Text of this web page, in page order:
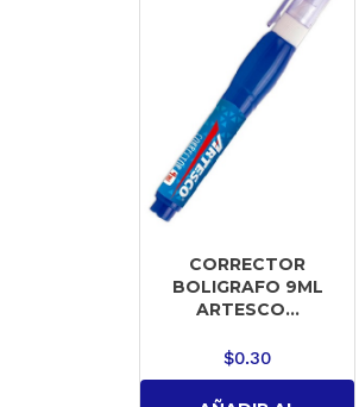
CORRECTOR
BOLIGRAFO 9ML
ARTESCO...
$0.30